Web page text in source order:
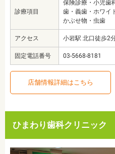
診療項目
保険診療・小児歯
歯・義歯・ホワイ
かぶせ物・虫歯
アクセス 小岩駅 北口徒歩2
固定電話番号 03-5668-8181
店舗情報詳細はこちら
ひまわり歯科クリニック